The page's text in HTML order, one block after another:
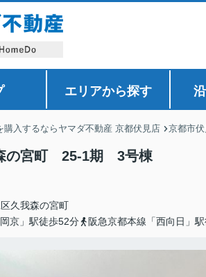
エリアから探す
購入するならヤマダ不動産 京都伏見店 京都市
の宮町 25-1期 3号棟
久我森の宮町
京」駅徒歩52分
阪急京都本線「西向日」